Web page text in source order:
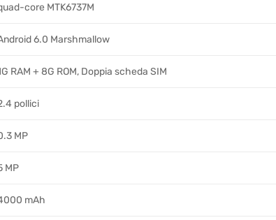
core MTK6737M
6.0 Marshmallow
RAM + 8G ROM, Doppia scheda SIM
pollici
MP
MP
mAh